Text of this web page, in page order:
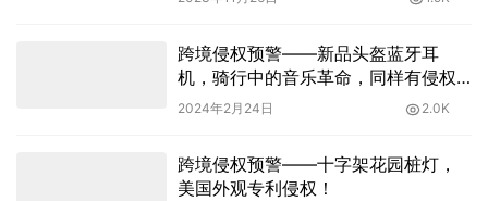
跨境侵权预警——新品头盔蓝牙耳
机，骑行中的音乐革命，同样有侵权
风险！
2024年2月24日 2.0K
跨境侵权预警——十字架花园桩灯，
美国外观专利侵权！